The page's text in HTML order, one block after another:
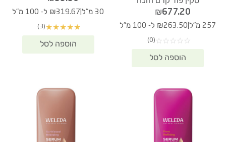
₪677.20
257 מ"ל ₪263.50 ל- 100 מ"ל
☆
☆
☆
☆
☆
(0)
30 מ"ל ₪319.67 ל- 100 מ"ל
★
★
★
★
★
(3)